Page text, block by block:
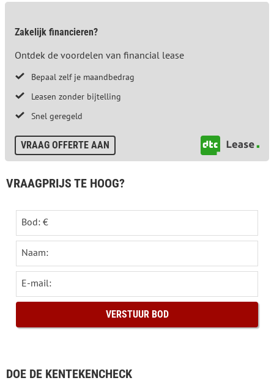
Zakelijk financieren?
Ontdek de voordelen van financial lease
Bepaal zelf je maandbedrag
Leasen zonder bijtelling
Snel geregeld
VRAAG OFFERTE AAN
VRAAGPRIJS TE HOOG?
Bod: €
Naam:
E-mail:
DOE DE KENTEKENCHECK